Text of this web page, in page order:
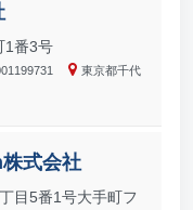
1番3号
東京都千代
式会社
目5番1号大手町フ